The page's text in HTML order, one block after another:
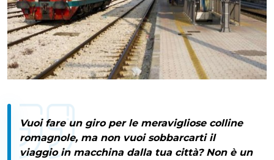
Vuoi fare un giro per le meravigliose colline
romagnole, ma non vuoi sobbarcarti il
viaggio in macchina dalla tua città? Non è un